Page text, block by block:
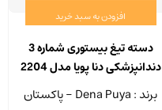
افزودن به سبد خرید
دسته تیغ بیستوری شماره 3
دندانپزشکی دنا پویا مدل 2204
برند : Dena Puya - پاکستان